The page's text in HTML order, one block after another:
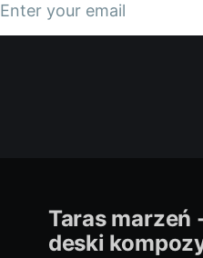
Enter your email
Taras marzeń
deski